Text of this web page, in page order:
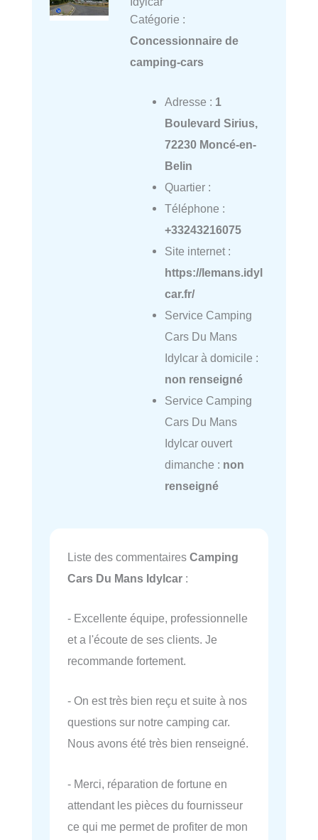
Catégorie :
Concessionnaire de
camping-cars
Adresse : 1
Boulevard Sirius,
72230 Moncé-en-
Belin
Quartier :
Téléphone :
+33243216075
Site internet :
https://lemans.idyl
car.fr/
Service Camping
Cars Du Mans
Idylcar à domicile :
non renseigné
Service Camping
Cars Du Mans
Idylcar ouvert
dimanche : non
renseigné
Liste des commentaires Camping
Cars Du Mans Idylcar :
- Excellente équipe, professionnelle
et a l'écoute de ses clients. Je
recommande fortement.
- On est très bien reçu et suite à nos
questions sur notre camping car.
Nous avons été très bien renseigné.
- Merci, réparation de fortune en
attendant les pièces du fournisseur
ce qui me permet de profiter de mon